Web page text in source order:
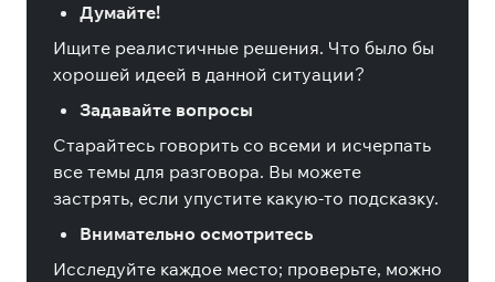
Думайте!
Ищите реалистичные решения. Что было бы
хорошей идеей в данной ситуации?
Задавайте вопросы
Старайтесь говорить со всеми и исчерпать
все темы для разговора. Вы можете
застрять, если упустите какую-то подсказку.
Внимательно осмотритесь
Исследуйте каждое место; проверьте, можно